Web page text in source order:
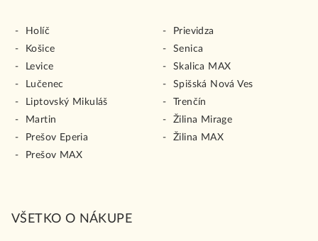
Holíč
Košice
Levice
Lučenec
Liptovský Mikuláš
Martin
Prešov Eperia
Prešov MAX
Prievidza
Senica
Skalica MAX
Spišská Nová Ves
Trenčín
Žilina Mirage
Žilina MAX
VŠETKO O NÁKUPE